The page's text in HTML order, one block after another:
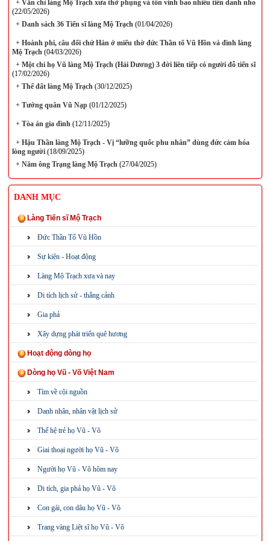
+Văn chỉ làng Mộ Trạch xưa thờ phụng và tôn vinh bao nhiêu tiên danh nho
(22/05/2026)
+Danh sách 36 Tiến sĩ làng Mộ Trạch(01/04/2026)
+Hoành phi, câu đối chứ Hán ở miếu thờ đức Thần tổ Vũ Hồn và đình làng
Mộ Trạch(04/03/2026)
+Một chi họ Vũ làng Mộ Trạch (Hải Dương) 3 đời liên tiếp có người đỗ tiến sĩ
(17/02/2026)
+Thế đất làng Mộ Trạch(30/12/2025)
+Tướng quân Vũ Nạp(01/12/2025)
+Tòa án gia đình(12/11/2025)
+Hậu Thần làng Mộ Trạch - Vị “lưỡng quốc phu nhân” dùng đức cảm hóa
lòng người(18/09/2025)
+Năm ông Trạng làng Mộ Trạch(27/04/2025)
DANH MỤC
Làng Tiến sĩ Mộ Trạch
Đức Thần Tổ Vũ Hồn
Sự kiện - Hoạt động
Làng Mộ Trạch xưa và nay
Di tích lịch sử - thắng cảnh
Gia phả
Xây dựng phát triển quê hương
Hoạt động dòng họ
Dòng họ Vũ - Võ Việt Nam
Tìm về cội nguồn
Danh nhân, nhân vật lịch sử
Thế hệ trẻ họ Vũ - Võ
Giai thoại người họ Vũ - Võ
Người họ Vũ - Võ hôm nay
Di tích, gia phả họ Vũ - Võ
Con gái, con dâu họ Vũ - Võ
Trang vàng Liệt sĩ họ Vũ - Võ